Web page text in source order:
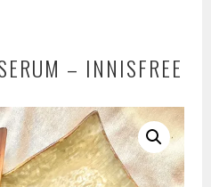
– INNISFREE